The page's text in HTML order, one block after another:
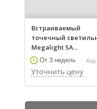
Встраиваемый
точечный
Megalight SA...
От 3 недель